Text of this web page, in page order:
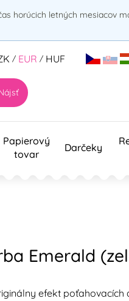
horúcich letných mesiacov
/ EUR / HUF
Papierový
tovar
Darčeky
Emerald
efekt poťahovacích